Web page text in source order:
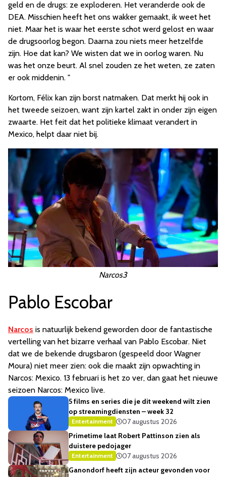
geld en de drugs: ze exploderen. Het veranderde ook de
DEA. Misschien heeft het ons wakker gemaakt, ik weet het
niet. Maar het is waar het eerste schot werd gelost en waar
de drugsoorlog begon. Daarna zou niets meer hetzelfde
zijn. Hoe dat kan? We wisten dat we in oorlog waren. Nu
was het onze beurt. Al snel zouden ze het weten, ze zaten
er ook middenin. "
Kortom, Félix kan zijn borst natmaken. Dat merkt hij ook in
het tweede seizoen, want zijn kartel zakt in onder zijn eigen
zwaarte. Het feit dat het politieke klimaat verandert in
Mexico, helpt daar niet bij.
Narcos3
Pablo Escobar
Narcos is natuurlijk bekend geworden door de fantastische
vertelling van het bizarre verhaal van Pablo Escobar. Niet
dat we de bekende drugsbaron (gespeeld door Wagner
Moura) niet meer zien: ook die maakt zijn opwachting in
Narcos: Mexico. 13 februari is het zo ver, dan gaat het nieuwe
seizoen Narcos: Mexico live.
5 films en series die je dit weekend wilt zien
op streamingdiensten – week 32
Entertainment
07 augustus 2026
Primetime laat Robert Pattinson zien als
duistere pedojager
Entertainment
07 augustus 2026
Ganondorf heeft zijn acteur gevonden voor